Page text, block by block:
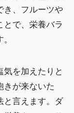
き、フルーツや
とで、栄養バラ
気を加えたりと
きが来ないた
と言えます。ダ